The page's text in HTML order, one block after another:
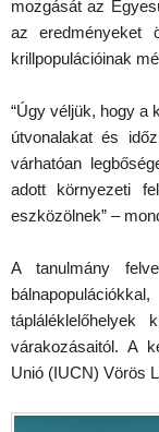
mozgását az
az eredményeket
krillpopulációinak
“Úgy véljük, hogy a
útvonalakat és
várhatóan
adott környezeti
eszközölnek” –
A tanulmány
várakozásaitól. A
Unió (IUCN) Vörös